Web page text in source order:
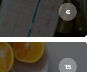
6
15